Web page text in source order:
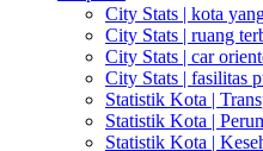
City Stats | kota
City Stats | ruang
City Stats | car
City Stats | fasilitas
Statistik Kota |
Statistik Kota |
Statistik Kota |